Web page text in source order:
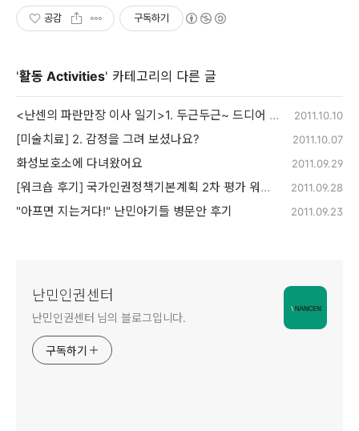
공감 구독하기
'활동 Activities' 카테고리의 다른 글
<난센의 파란만장 이사 일기>1. 두근두근~ 드디어 시작?? 2011.10.10
[미술치료] 2. 감정을 그려 보셨나요? 2011.10.07
화성보호소에 다녀왔어요 2011.09.29
[워크숍 후기] 국가인권정책기본계획 2차 평가 워크숍 2011.09.28
"아프면 지는거다!" 난민아기들 병문안 후기 2011.09.23
난민인권센터
난민인권센터 님의 블로그입니다.
구독하기